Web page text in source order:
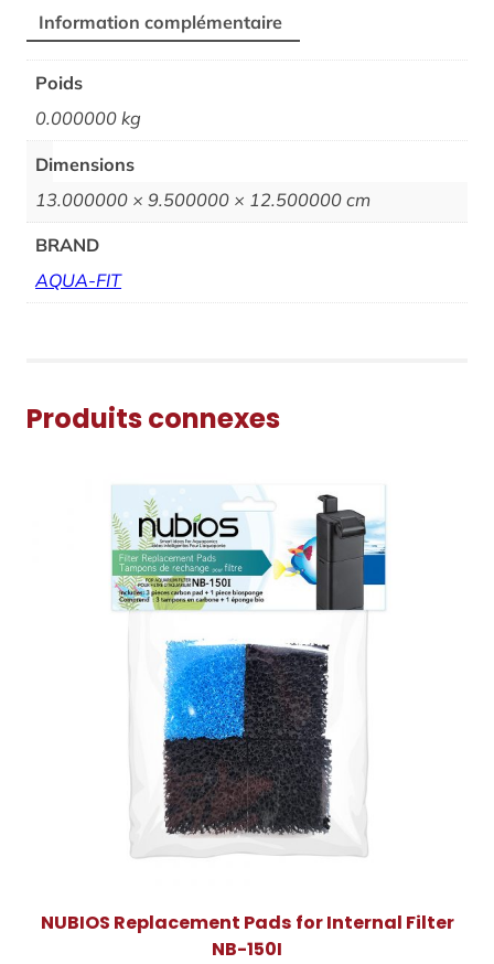
Information complémentaire
Poids
0.000000 kg
Dimensions
13.000000 × 9.500000 × 12.500000 cm
BRAND
AQUA-FIT
Produits connexes
NUBIOS Replacement Pads for Internal Filter
NB-150I